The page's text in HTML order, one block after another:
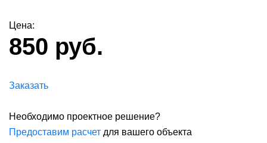
Цена:
850 руб.
Заказать
Необходимо проектное решение?
Предоставим расчет для вашего объекта